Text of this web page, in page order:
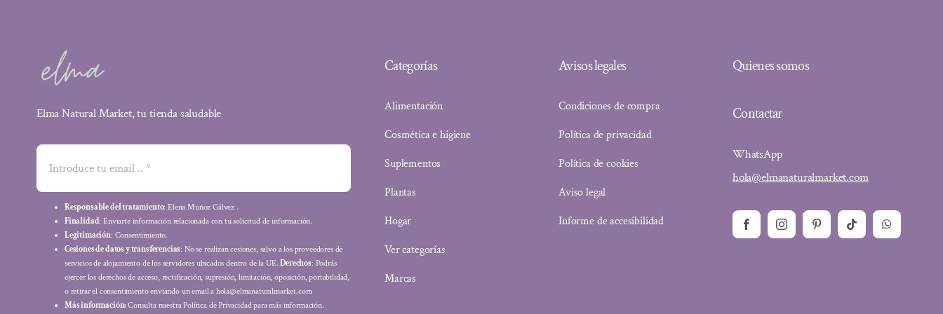
Elma Natural Market, tu tienda saludable
Responsable del tratamiento: Elena Muñoz Gálvez .
Finalidad: Enviarte información relacionada con tu solicitud de información.
Legitimación: Consentimiento.
Cesiones de datos y transferencias: No se realizan cesiones, salvo a los proveedores de
servicios de alojamiento de los servidores ubicados dentro de la UE.Derechos: Podrás
ejercer los derechos de acceso, rectificación, supresión, limitación, oposición, portabilidad,
o retirar el consentimiento enviando un email a hola@elmanaturalmarket.com
Más información: Consulta nuestra Política de Privacidad para más información.
Categorías
Alimentación
Cosmética e higiene
Suplementos
Plantas
Hogar
Ver categorías
Marcas
Avisos legales
Condiciones de compra
Política de privacidad
Política de cookies
Aviso legal
Informe de accesibilidad
Quienes somos
Contactar
WhatsApp
hola@elmanaturalmarket.com